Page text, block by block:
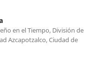
en el Tiempo, División de
Azcapotzalco, Ciudad de